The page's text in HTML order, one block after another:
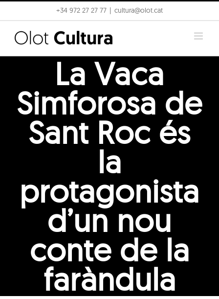
to
content
+34 972 27 27 77 cultura@olot.cat
La Vaca
Simforosa de
Sant Roc és
la
protagonista
d’un nou
conte de la
faràndula